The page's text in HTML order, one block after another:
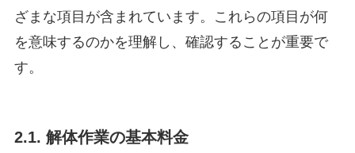
ざまな項目が含まれています。これらの項目が何
を意味するのかを理解し、確認することが重要で
す。
2.1. 解体作業の基本料金